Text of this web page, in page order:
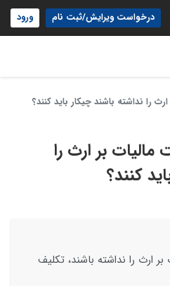
درخواست ویرایش/ثبت نام ورود
را نداشته باشند چیکار باید کنند؟
مالیات بر ارث را
کنند؟
ارث را نداشته باشند، تکلیف